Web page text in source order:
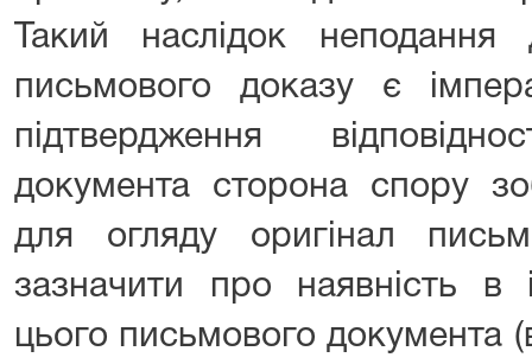
Такий наслідок неподання
письмового доказу є
підтвердження
документа сторона спору
для огляду оригінал
зазначити про наявність в
цього письмового документа